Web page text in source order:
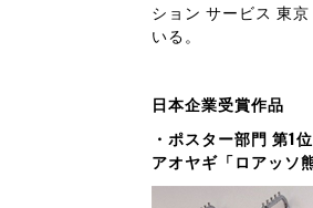
ション サービス 東
いる。
日本企業受賞作品
・ポスター部門 第1位
アオヤギ「ロアッソ